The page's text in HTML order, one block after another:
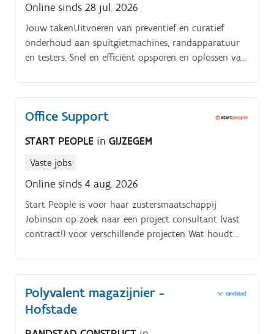
Online sinds 28 jul. 2026
Jouw takenUitvoeren van preventief en curatief
onderhoud aan spuitgietmachines, randapparatuur
en testers. Snel en efficiënt opsporen en oplossen van
Office Support
START PEOPLE in GIJZEGEM
Vaste jobs
Online sinds 4 aug. 2026
Start People is voor haar zustersmaatschappij
Jobinson op zoek naar een project consultant (vast
contract!) voor verschillende projecten Wat houdt
diverse opdrachten binnen sectoren zoals Office
Support, Sales & Customer Support, Logistic Support
en HR Support.
Polyvalent magazijnier -
Hofstade